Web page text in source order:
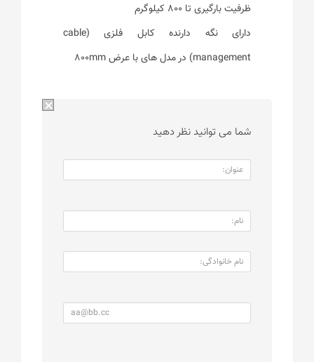
ظرفیت بارگیری تا 800 کیلوگرم
دارای نگه دارنده کابل فلزی (cable
management) در مدل های با عرض 800mm
شما می توانید نظر دهید